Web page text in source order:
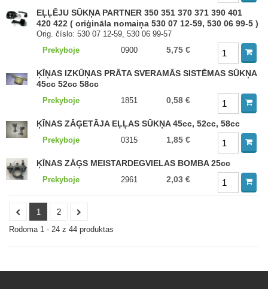
EĻĻĒJU SŪKŅA PARTNER 350 351 370 371 390 401
420 422 ( oriģināla nomaiņa 530 07 12-59, 530 06 99-5 )
Orig. číslo: 530 07 12-59, 530 06 99-57
Prekyboje
0900 5,75 €
ĶĪŅAS IZKŪŅAS PRĀTA SVERAMĀS SISTĒMAS SŪKŅA
45cc 52cc 58cc
Prekyboje 1851 0,58 €
ĶĪNAS ZĀĢETĀJA EĻĻAS SŪKŅA 45cc, 52cc, 58cc
Prekyboje 0315 1,85 €
ĶĪNAS ZĀĢS MEISTARDEGVIELAS BOMBA 25cc
Prekyboje 2961 2,03 €
1
2
Rodoma 1 - 24 z 44 produktas